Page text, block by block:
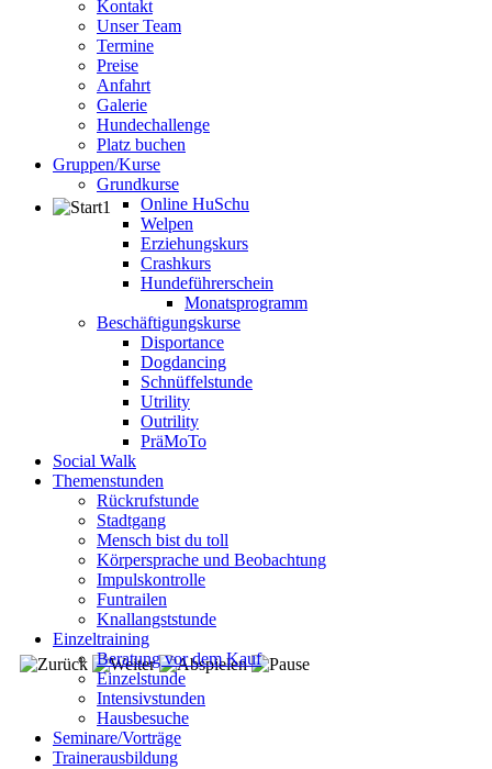
Kontakt
Unser Team
Termine
Preise
Anfahrt
Galerie
Hundechallenge
Platz buchen
Gruppen/Kurse
Grundkurse
Online HuSchu
Welpen
Erziehungskurs
Crashkurs
Hundeführerschein
Monatsprogramm
Beschäftigungskurse
Disportance
Dogdancing
Schnüffelstunde
Utrility
Outrility
PräMoTo
Social Walk
Themenstunden
Rückrufstunde
Stadtgang
Mensch bist du toll
Körpersprache und Beobachtung
Impulskontrolle
Funtrailen
Knallangststunde
Einzeltraining
Beratung vor dem Kauf
Einzelstunde
Intensivstunden
Hausbesuche
Seminare/Vorträge
Trainerausbildung